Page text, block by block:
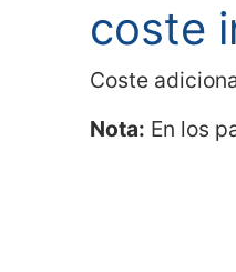
coste
Coste
Nota: En los